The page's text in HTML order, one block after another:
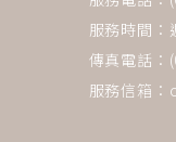
服務時間：
傳真電話：
服務信箱：